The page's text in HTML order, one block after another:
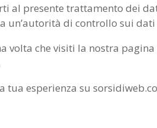
al presente trattamento dei
un’autorità di controllo sui
volta che visiti la nostra
tua esperienza su